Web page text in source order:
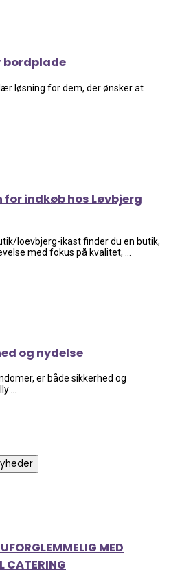
bordplade
løsning for dem, der ønsker at
indkøb hos Løvbjerg
loevbjerg-ikast finder du en butik,
med fokus på kvalitet, ...
og nydelse
er både sikkerhed og
...
MED
CATERING